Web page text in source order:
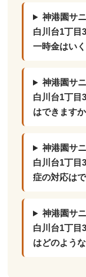
神港園サ
白川台1丁目
一時金はい
神港園サ
白川台1丁目
はできます
神港園サ
白川台1丁目
症の対応は
神港園サ
白川台1丁目
はどのよう